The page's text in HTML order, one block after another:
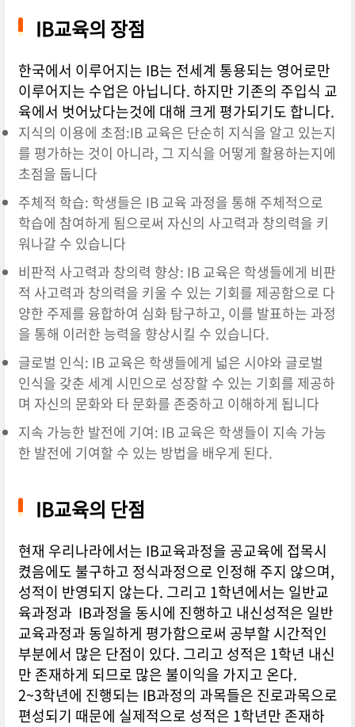
IB교육의 장점
한국에서 이루어지는 IB는 전세계 통용되는 영어로만
이루어지는 수업은 아닙니다. 하지만 기존의 주입식 교
육에서 벗어났다는것에 대해 크게 평가되기도 합니다.
지식의 이용에 초점:IB 교육은 단순히 지식을 알고 있는지
를 평가하는 것이 아니라, 그 지식을 어떻게 활용하는지에
초점을 둡니다
주체적 학습: 학생들은 IB 교육 과정을 통해 주체적으로
학습에 참여하게 됨으로써 자신의 사고력과 창의력을 키
워나갈 수 있습니다
비판적 사고력과 창의력 향상: IB 교육은 학생들에게 비판
적 사고력과 창의력을 키울 수 있는 기회를 제공함으로 다
양한 주제를 융합하여 심화 탐구하고, 이를 발표하는 과정
을 통해 이러한 능력을 향상시킬 수 있습니다.
글로벌 인식: IB 교육은 학생들에게 넓은 시야와 글로벌
인식을 갖춘 세계 시민으로 성장할 수 있는 기회를 제공하
며 자신의 문화와 타 문화를 존중하고 이해하게 됩니다
지속 가능한 발전에 기여: IB 교육은 학생들이 지속 가능
한 발전에 기여할 수 있는 방법을 배우게 된다.
IB교육의 단점
현재 우리나라에서는 IB교육과정을 공교육에 접목시
켰음에도 불구하고 정식과정으로 인정해 주지 않으며,
성적이 반영되지 않는다. 그리고 1학년에서는 일반교
육과정과 IB과정을 동시에 진행하고 내신성적은 일반
교육과정과 동일하게 평가함으로써 공부할 시간적인
부분에서 많은 단점이 있다. 그리고 성적은 1학년 내신
만 존재하게 되므로 많은 불이익을 가지고 온다.
2~3학년에 진행되는 IB과정의 과목들은 진로과목으로
편성되기 때문에 실제적으로 성적은 1학년만 존재하